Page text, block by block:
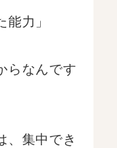
力」
らなんです
、集中でき